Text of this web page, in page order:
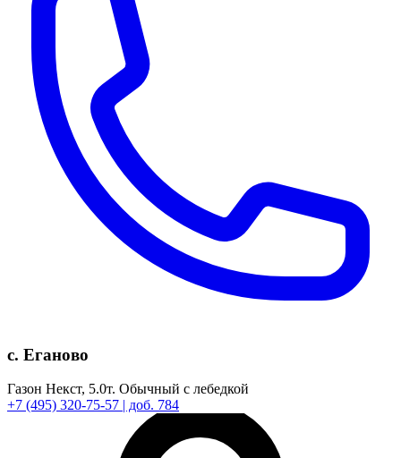
с. Еганово
Газон Некст, 5.0т. Обычный с лебедкой
+7 (495) 320-75-57 | доб. 784